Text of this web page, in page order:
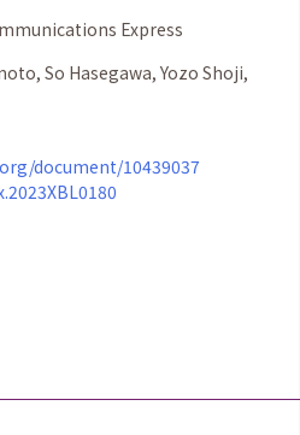
Express
So Hasegawa, Yozo Shoji,
document/10439037